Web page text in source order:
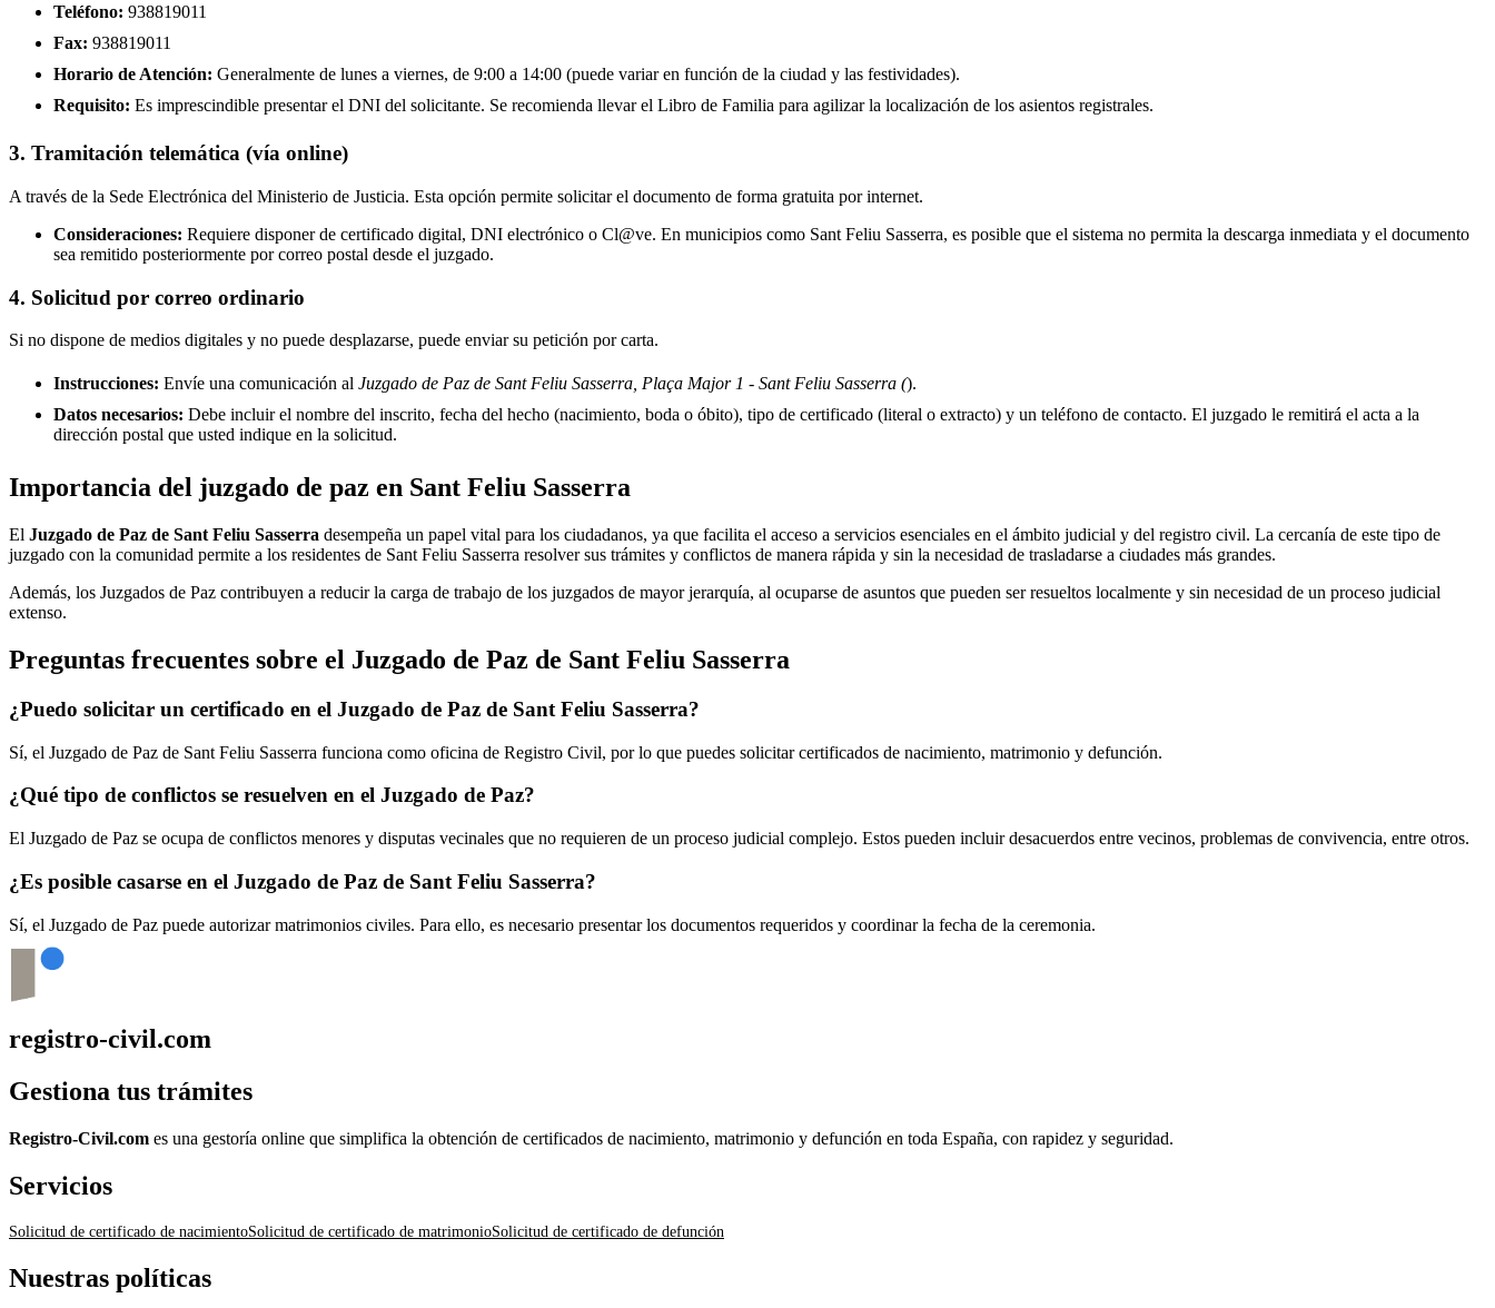
Teléfono: 938819011
Fax: 938819011
Horario de Atención: Generalmente de lunes a viernes, de 9:00 a 14:00 (puede variar en función de la ciudad y las festividades).
Requisito: Es imprescindible presentar el DNI del solicitante. Se recomienda llevar el Libro de Familia para agilizar la localización de los asientos registrales.
3. Tramitación telemática (vía online)
A través de la Sede Electrónica del Ministerio de Justicia. Esta opción permite solicitar el documento de forma gratuita por internet.
Consideraciones: Requiere disponer de certificado digital, DNI electrónico o Cl@ve. En municipios como Sant Feliu Sasserra, es posible que el sistema no permita la descarga inmediata y el documento
sea remitido posteriormente por correo postal desde el juzgado.
4. Solicitud por correo ordinario
Si no dispone de medios digitales y no puede desplazarse, puede enviar su petición por carta.
Instrucciones: Envíe una comunicación al Juzgado de Paz de Sant Feliu Sasserra, Plaça Major 1 - Sant Feliu Sasserra ().
Datos necesarios: Debe incluir el nombre del inscrito, fecha del hecho (nacimiento, boda o óbito), tipo de certificado (literal o extracto) y un teléfono de contacto. El juzgado le remitirá el acta a la
dirección postal que usted indique en la solicitud.
Importancia del juzgado de paz en Sant Feliu Sasserra
El Juzgado de Paz de Sant Feliu Sasserra desempeña un papel vital para los ciudadanos, ya que facilita el acceso a servicios esenciales en el ámbito judicial y del registro civil. La cercanía de este tipo de
juzgado con la comunidad permite a los residentes de Sant Feliu Sasserra resolver sus trámites y conflictos de manera rápida y sin la necesidad de trasladarse a ciudades más grandes.
Además, los Juzgados de Paz contribuyen a reducir la carga de trabajo de los juzgados de mayor jerarquía, al ocuparse de asuntos que pueden ser resueltos localmente y sin necesidad de un proceso judicial
extenso.
Preguntas frecuentes sobre el Juzgado de Paz de Sant Feliu Sasserra
¿Puedo solicitar un certificado en el Juzgado de Paz de Sant Feliu Sasserra?
Sí, el Juzgado de Paz de Sant Feliu Sasserra funciona como oficina de Registro Civil, por lo que puedes solicitar certificados de nacimiento, matrimonio y defunción.
¿Qué tipo de conflictos se resuelven en el Juzgado de Paz?
El Juzgado de Paz se ocupa de conflictos menores y disputas vecinales que no requieren de un proceso judicial complejo. Estos pueden incluir desacuerdos entre vecinos, problemas de convivencia, entre otros.
¿Es posible casarse en el Juzgado de Paz de Sant Feliu Sasserra?
Sí, el Juzgado de Paz puede autorizar matrimonios civiles. Para ello, es necesario presentar los documentos requeridos y coordinar la fecha de la ceremonia.
registro-civil.com
Gestiona tus trámites
Registro-Civil.com es una gestoría online que simplifica la obtención de certificados de nacimiento, matrimonio y defunción en toda España, con rapidez y seguridad.
Servicios
Solicitud de certificado de nacimientoSolicitud de certificado de matrimonioSolicitud de certificado de defunción
Nuestras políticas